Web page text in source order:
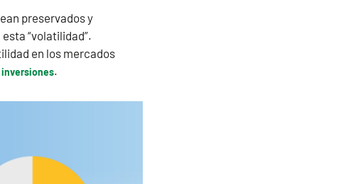
preservados y
“volatilidad”.
en los mercados
inversiones.